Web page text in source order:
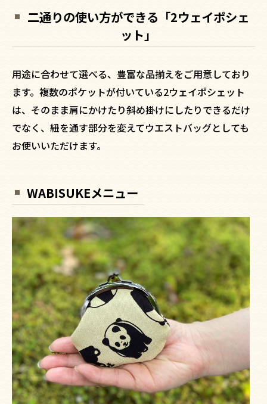
二通りの使い方ができる「2ウェイポシェ
ット」
用途に合わせて選べる、豊富な品揃えをご用意しており
ます。複数のポケットが付いている2ウェイポシェット
は、そのまま肩にかけたり斜め掛けにしたりできるだけ
でなく、紐を通す部分を変えてウエストバッグとしても
お使いいただけます。
WABISUKEメニュー